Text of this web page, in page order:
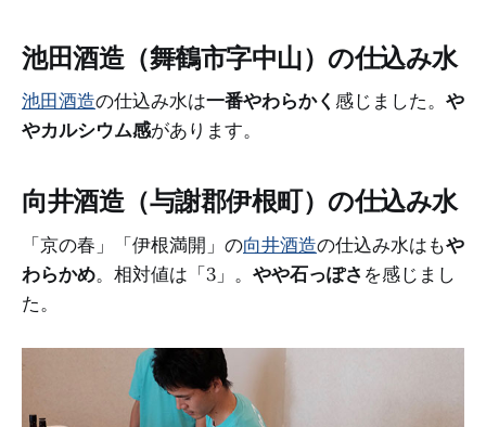
池田酒造（舞鶴市字中山）の仕込み水
池田酒造の仕込み水は一番やわらかく 感じました。 や
やカルシウム感があります。
向井酒造（与謝郡伊根町）の仕込み水
「京の春」「伊根満開」の向井酒造の仕込み水はもや
わらかめ。相対値は「3」。 やや石っぽさ を感じまし
た。